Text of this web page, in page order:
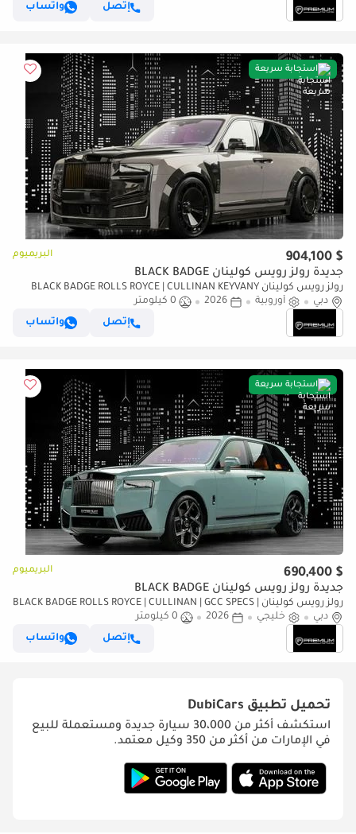
إتصل
واتساب
استجابة سريعة
$ 904,100 البريميوم
جديدة رولز رويس كولينان BLACK BADGE
رولز رويس كولينان BLACK BADGE ROLLS ROYCE | CULLINAN KEYVANY
HAYULA 1 OF 50 SERIES 2
دبي أوروبية 2026
0 كيلومتر
إتصل
واتساب
استجابة سريعة
$ 690,400 البريميوم
جديدة رولز رويس كولينان BLACK BADGE
رولز رويس كولينان BLACK BADGE ROLLS ROYCE | CULLINAN | GCC SPECS |
DEALER WARRANTY + SERVICE CONTRACT
دبي خليجي 2026
0 كيلومتر
إتصل
واتساب
تحميل تطبيق DubiCars
استكشف أكثر من 30،000 سيارة جديدة ومستعملة للبيع
في الإمارات من أكثر من 350 وكيل معتمد.